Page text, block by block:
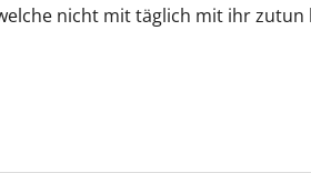
nicht mit täglich mit ihr